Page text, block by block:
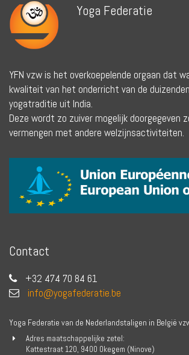
Yoga Federatie
YFN vzw is het overkoepelende orgaan dat
kwaliteit van het onderricht van de
yogatraditie uit India.
Deze wordt zo zuiver mogelijk doorgegeven
vermengen met andere welzijnsactiviteiten.
Contact
+32 474 70 84 61
info@yogafederatie.be
Yoga Federatie van de Nederlandstaligen in België
Adres maatschappelijke zetel:
Kattestraat 120, 9400 Okegem (Ninove)